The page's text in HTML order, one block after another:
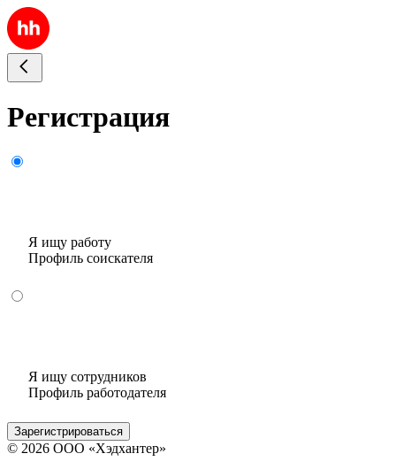
Регистрация
Я ищу работу
Профиль соискателя
Я ищу сотрудников
Профиль работодателя
Зарегистрироваться
© 2026 ООО «Хэдхантер»